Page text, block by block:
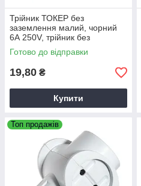
Трійник ТОКЕР без
заземлення малий, чорний
6А 250V, трійник без
заземлення малий чорний
Готово до відправки
19,80 ₴
Купити
Топ продажів